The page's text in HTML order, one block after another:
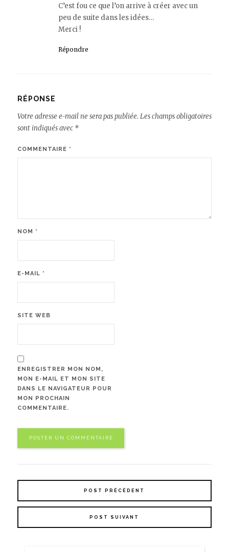
C’est fou ce que l’on arrive à créer avec un
peu de suite dans les idées…
Merci !
Répondre
RÉPONSE
Votre adresse e-mail ne sera pas publiée. Les champs obligatoires
sont indiqués avec *
COMMENTAIRE *
NOM *
E-MAIL *
SITE WEB
ENREGISTRER MON NOM,
MON E-MAIL ET MON SITE
DANS LE NAVIGATEUR POUR
MON PROCHAIN
COMMENTAIRE.
POST PRÉCÉDENT
POST SUIVANT